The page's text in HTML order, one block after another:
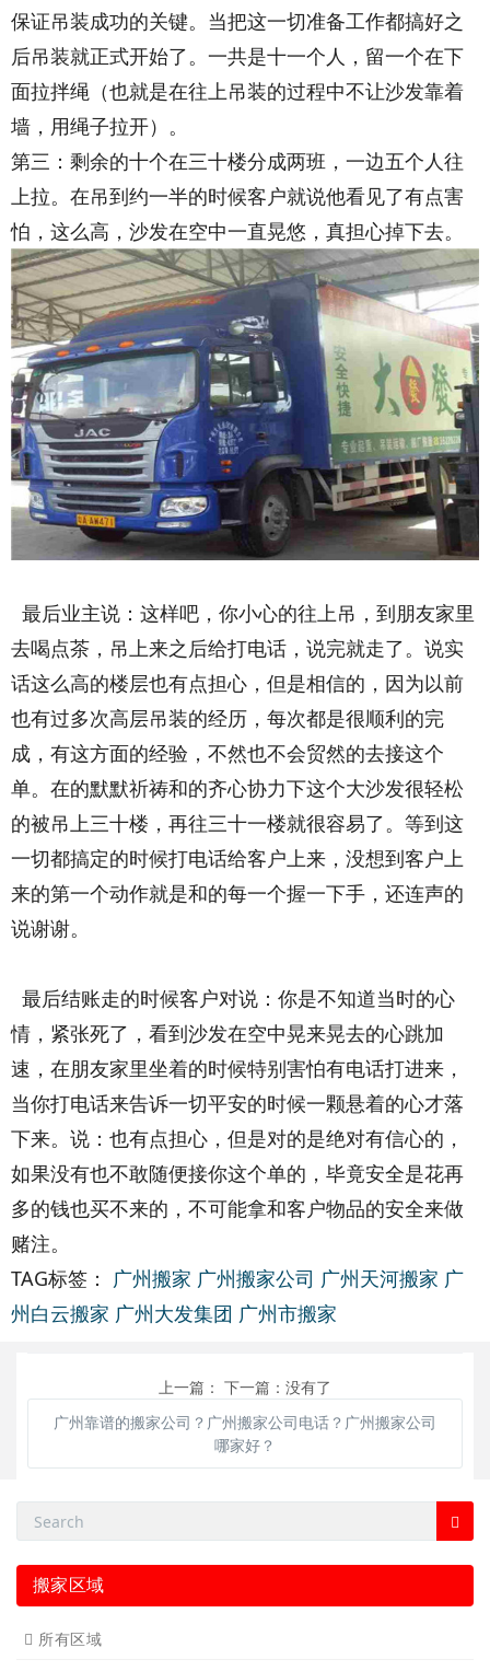
保证吊装成功的关键。当把这一切准备工作都搞好之
后吊装就正式开始了。一共是十一个人，留一个在下
面拉拌绳（也就是在往上吊装的过程中不让沙发靠着
墙，用绳子拉开）。
第三：剩余的十个在三十楼分成两班，一边五个人往
上拉。在吊到约一半的时候客户就说他看见了有点害
怕，这么高，沙发在空中一直晃悠，真担心掉下去。
最后业主说：这样吧，你小心的往上吊，到朋友家里
去喝点茶，吊上来之后给打电话，说完就走了。说实
话这么高的楼层也有点担心，但是相信的，因为以前
也有过多次高层吊装的经历，每次都是很顺利的完
成，有这方面的经验，不然也不会贸然的去接这个
单。在的默默祈祷和的齐心协力下这个大沙发很轻松
的被吊上三十楼，再往三十一楼就很容易了。等到这
一切都搞定的时候打电话给客户上来，没想到客户上
来的第一个动作就是和的每一个握一下手，还连声的
说谢谢。
最后结账走的时候客户对说：你是不知道当时的心
情，紧张死了，看到沙发在空中晃来晃去的心跳加
速，在朋友家里坐着的时候特别害怕有电话打进来，
当你打电话来告诉一切平安的时候一颗悬着的心才落
下来。说：也有点担心，但是对的是绝对有信心的，
如果没有也不敢随便接你这个单的，毕竟安全是花再
多的钱也买不来的，不可能拿和客户物品的安全来做
赌注。
TAG标签： 广州搬家 广州搬家公司 广州天河搬家 广
州白云搬家 广州大发集团 广州市搬家
上一篇：
广州靠谱的搬家公司？广州搬家公司电话？广州搬家公司
哪家好？
下一篇：没有了
搬家区域
所有区域